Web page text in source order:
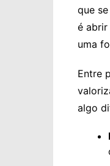
que
é
uma
Entre
algo